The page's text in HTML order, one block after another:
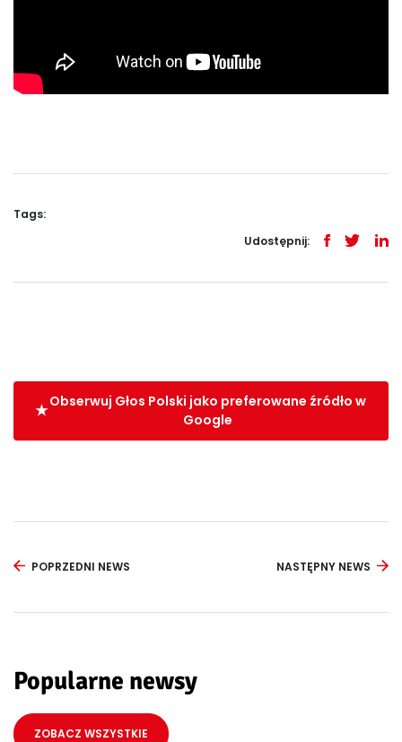
Tags:
Udostępnij:
Obserwuj Głos Polski jako preferowane źródło w
Google
POPRZEDNI NEWS NASTĘPNY NEWS
Popularne newsy
ZOBACZ WSZYSTKIE